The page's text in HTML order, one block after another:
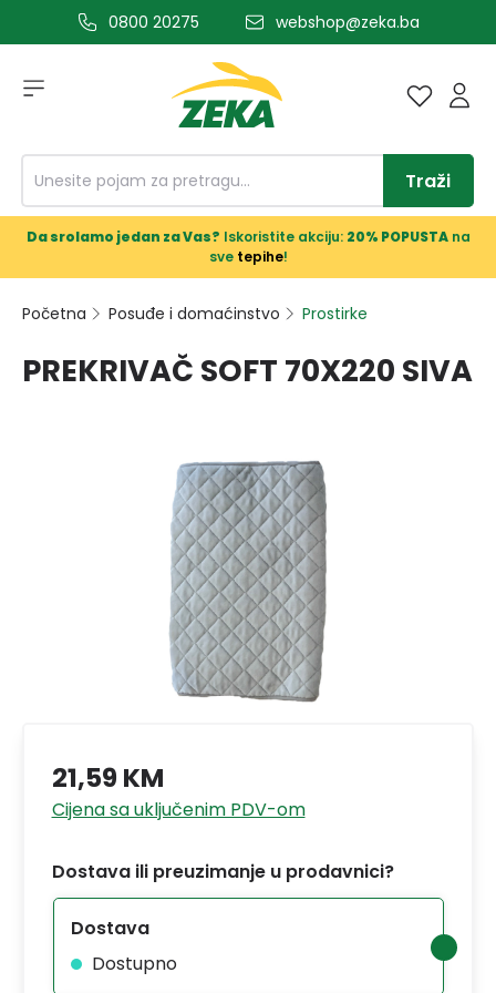
glavni sadržaj0800 20275 webshop@zeka.ba
Traži
Da srolamo jedan za Vas? Iskoristite akciju: 20% POPUSTAna
sve tepihe!
Početna Posuđe i domaćinstvo Prostirke
PREKRIVAČ SOFT 70X220 SIVA
21,59 KM
Cijena sa uključenim PDV-om
Dostava ili preuzimanje u prodavnici?
Dostava
Dostupno